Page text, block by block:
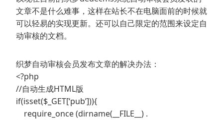
文章不是什么难事，这样在站长不在电脑面前的时候就
可以轻易的实现更新。还可以自己限定的范围来设定自
动审核的文档。
织梦自动审核会员发布文章的解决办法：
<?php
//自动生成HTML版
if(isset($_GET[‘pub’])){
require_once (dirname(__FILE__) .